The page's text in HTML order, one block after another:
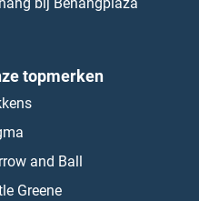
topmerken
and Ball
Greene